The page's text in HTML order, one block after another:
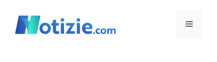
contenuto
Menu